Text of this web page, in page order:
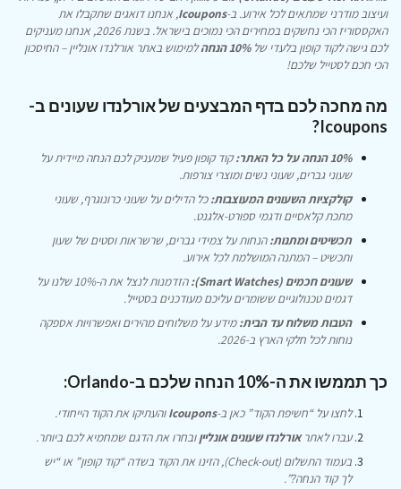
ועיצוב מודרני שמתאים לכל אירוע. ב-Icoupons, אנחנו דואגים שתקבלו את
האקססוריז הכי נחשקים במחירים הכי נמוכים בישראל. בשנת 2026, אנחנו מעניקים
לכם גישה לקוד קופון בלעדי של10% הנחה
למימוש באתר אורלנדו אונליין – החיסכון
הכי חכם לסטייל שלכם!
מה מחכה לכם בדף המבצעים של אורלנדו שעונים ב-
Icoupons?
10% הנחה על כל האתר:
קוד קופון פעיל שמעניק לכם הנחה מיידית על
שעוני גברים, שעוני נשים ומוצרי צורפות.
קולקציות השעונים המעוצבות:כל הדילים על שעוני כרונוגרף, שעוני
מתכת קלאסיים ודגמי ספורט-אלגנט.
תכשיטים ומתנות:הנחות על צמידי גברים, שרשראות וסטים של שעון
ותכשיט – המתנה המושלמת לכל אירוע.
שעונים חכמים (Smart Watches):
הזדמנות לנצל את ה-10% שלנו על
דגמים טכנולוגיים ששומרים עליכם מעודכנים בסטייל.
הטבות משלוח עד הבית:מידע על משלוחים מהירים ואפשרויות אספקה
נוחות לכל חלקי הארץ ב-2026.
כך תממשו את ה-10% הנחה שלכם ב-Orlando:
לחצו על “חשיפת הקוד” כאן ב-Icouponsוהעתיקו את הקוד הייחודי.
עברו לאתראורלנדו שעונים אונלייןובחרו את הדגם שמחמיא לכם ביותר.
בעמוד התשלום (Check-out), הזינו את הקוד בשדה “קוד קופון” או “יש
לך קוד הנחה?”.